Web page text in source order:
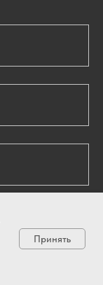
Принять